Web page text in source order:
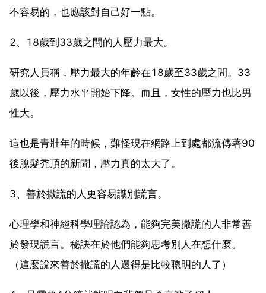
不容易的，也應該對自己好一點。
2、18歲到33歲之間的人壓力最大。
研究人員稱，壓力最大的年齡在18歲至33歲之間。33
歲以後，壓力水平開始下降。而且，女性的壓力也比男
性大。
這也是青壯年的時候，難怪現在網路上到處都流傳著90
後脫髮禿頂的新聞，壓力真的太大了。
3、善於撒謊的人更容易識別謊言。
心理學和神經科學理論認為，能夠完美撒謊的人非常善
於發現謊言。秘訣在於他們能夠思考別人在想什麼。
（這麼說來善於撒謊的人還得是比較聰明的人了）